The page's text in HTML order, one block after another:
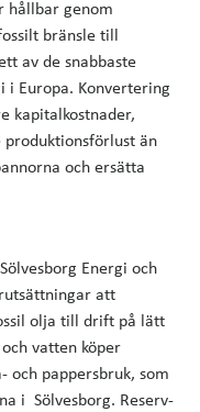
hållbar genom
bränsle till
av de snabbaste
i Europa. Konvertering
kapitalkostnader,
än
och ersätta
Energi och
att
olja till drift på lätt
vatten köper
och pappersbruk, som
i Sölvesborg. Reserv-